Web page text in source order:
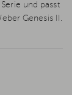
und passt
Genesis II.